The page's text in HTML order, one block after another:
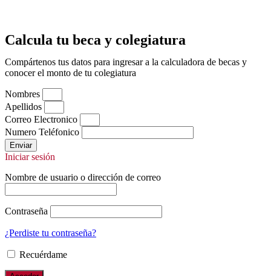
Calcula tu beca y colegiatura
Compártenos tus datos para ingresar a la calculadora de becas y
conocer el monto de tu colegiatura
Nombres
Apellidos
Correo Electronico
Numero Teléfonico
Enviar
Iniciar sesión
Nombre de usuario o dirección de correo
Contraseña
¿Perdiste tu contraseña?
Recuérdame